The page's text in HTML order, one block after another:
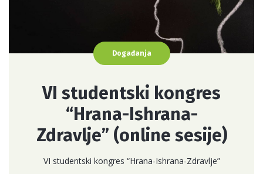
Događanja
VI studentski kongres
“Hrana-Ishrana-
Zdravlje” (online sesije)
VI studentski kongres “Hrana-Ishrana-Zdravlje”